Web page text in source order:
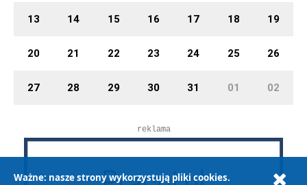
13 14 15 16 17 18 19
20 21 22 23 24 25 26
27 28 29 30 31 01 02
reklama
Ważne: nasze strony wykorzystują pliki cookies.